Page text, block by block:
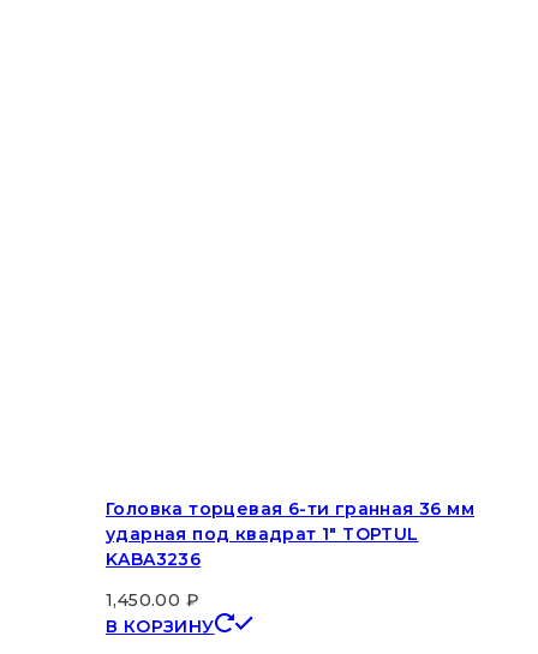
Головка торцевая 6-ти гранная 36 мм
ударная под квадрат 1″ TOPTUL
KABA3236
1,450.00 ₽
В КОРЗИНУ